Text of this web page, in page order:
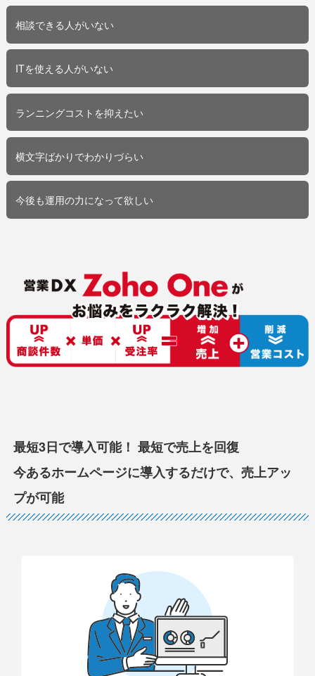
相談できる人がいない
ITを使える人がいない
ランニングコストを抑えたい
横文字ばかりでわかりづらい
今後も運用の力になって欲しい
最短3日で導入可能！ 最短で売上を回復
今あるホームページに導入するだけで、売上アッ
プが可能